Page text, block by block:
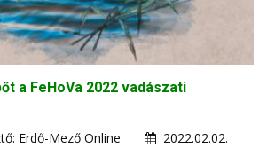
a FeHoVa 2022 vadászati
Erdő-Mező Online
2022.02.02.